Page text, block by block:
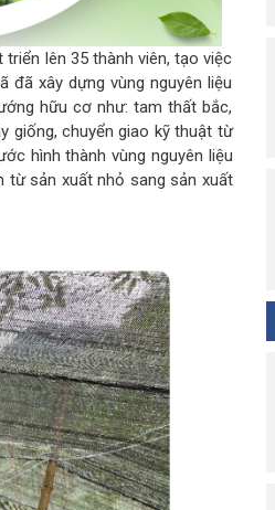
lên 35 thành viên, tạo việc
đã xây dựng vùng nguyên liệu
hữu cơ như: tam thất bắc,
giống, chuyển giao kỹ thuật từ
hình thành vùng nguyên liệu
từ sản xuất nhỏ sang sản xuất